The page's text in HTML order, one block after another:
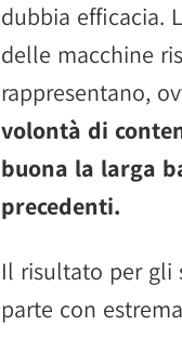
dubbia efficacia.
delle macchine
rappresentano,
volontà di
buona la larga
precedenti.
Il risultato per gli
parte con